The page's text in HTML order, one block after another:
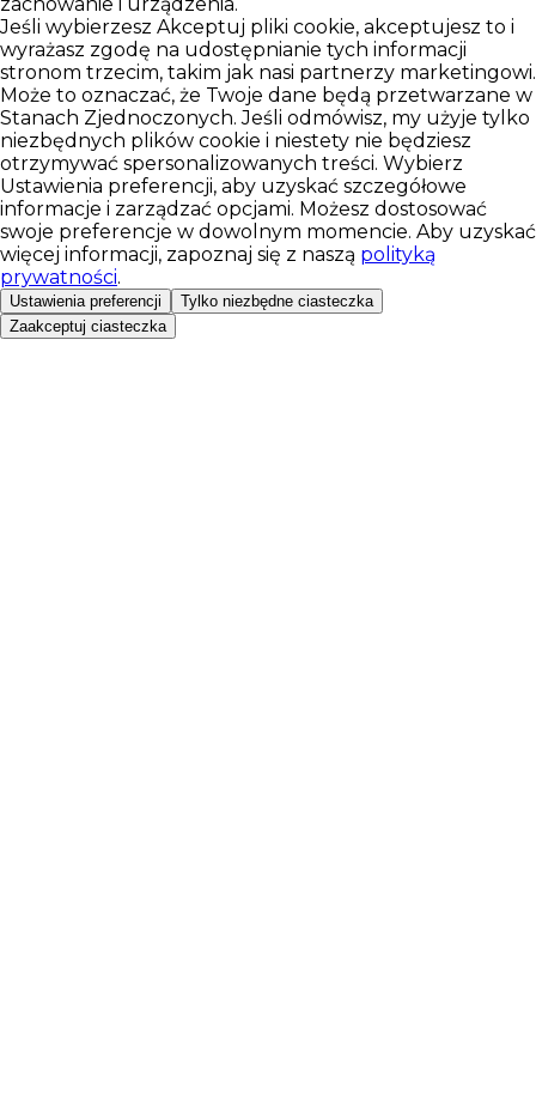
Jeśli wybierzesz Akceptuj pliki cookie, akceptujesz to i
wyrażasz zgodę na udostępnianie tych informacji
stronom trzecim, takim jak nasi partnerzy marketingowi.
Może to oznaczać, że Twoje dane będą przetwarzane w
Stanach Zjednoczonych. Jeśli odmówisz, my użyje tylko
niezbędnych plików cookie i niestety nie będziesz
otrzymywać spersonalizowanych treści. Wybierz
Ustawienia preferencji, aby uzyskać szczegółowe
informacje i zarządzać opcjami. Możesz dostosować
swoje preferencje w dowolnym momencie. Aby uzyskać
więcej informacji, zapoznaj się z naszą polityką
prywatności.
Ustawienia preferencji
Tylko niezbędne ciasteczka
Zaakceptuj ciasteczka